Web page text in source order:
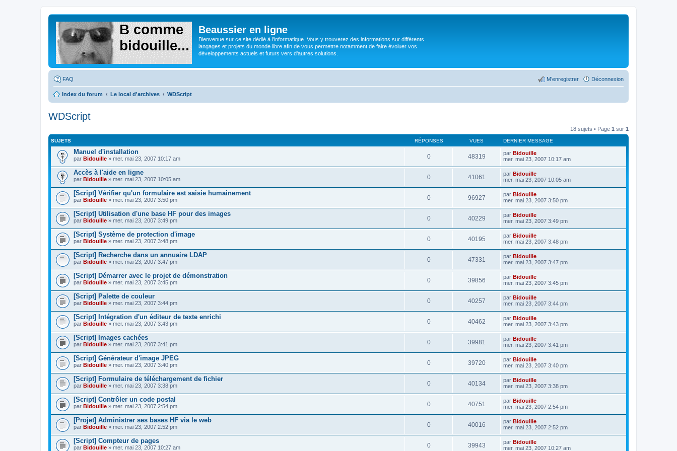
Beaussier en ligne
Bienvenue sur ce site dédié à l'informatique. Vous y trouverez des informations sur différents
langages et projets du monde libre afin de vous permettre notamment de faire évoluer vos
développements actuels et futurs vers d'autres solutions.
FAQ Déconnexion
M’enregistrer
Index du forum Le local d'archives WDScript
WDScript
18 sujets • Page 1 sur 1
SUJETS RÉPONSES VUES DERNIER MESSAGE
Manuel d'installation
par Bidouille » mer. mai 23, 2007 10:17 am 0 48319 par Bidouille
mer. mai 23, 2007 10:17 am
Accès à l'aide en ligne
par Bidouille » mer. mai 23, 2007 10:05 am 0 41061 par Bidouille
mer. mai 23, 2007 10:05 am
[Script] Vérifier qu'un formulaire est saisie humainement
par Bidouille » mer. mai 23, 2007 3:50 pm 0 96927 par Bidouille
mer. mai 23, 2007 3:50 pm
[Script] Utilisation d'une base HF pour des images
par Bidouille » mer. mai 23, 2007 3:49 pm 0 40229 par Bidouille
mer. mai 23, 2007 3:49 pm
[Script] Système de protection d'image
par Bidouille » mer. mai 23, 2007 3:48 pm 0 40195 par Bidouille
mer. mai 23, 2007 3:48 pm
[Script] Recherche dans un annuaire LDAP
par Bidouille » mer. mai 23, 2007 3:47 pm 0 47331 par Bidouille
mer. mai 23, 2007 3:47 pm
[Script] Démarrer avec le projet de démonstration
par Bidouille » mer. mai 23, 2007 3:45 pm 0 39856 par Bidouille
mer. mai 23, 2007 3:45 pm
[Script] Palette de couleur
par Bidouille » mer. mai 23, 2007 3:44 pm 0 40257 par Bidouille
mer. mai 23, 2007 3:44 pm
[Script] Intégration d'un éditeur de texte enrichi
par Bidouille » mer. mai 23, 2007 3:43 pm 0 40462 par Bidouille
mer. mai 23, 2007 3:43 pm
[Script] Images cachées
par Bidouille » mer. mai 23, 2007 3:41 pm 0 39981 par Bidouille
mer. mai 23, 2007 3:41 pm
[Script] Générateur d'image JPEG
par Bidouille » mer. mai 23, 2007 3:40 pm 0 39720 par Bidouille
mer. mai 23, 2007 3:40 pm
[Script] Formulaire de téléchargement de fichier
par Bidouille » mer. mai 23, 2007 3:38 pm 0 40134 par Bidouille
mer. mai 23, 2007 3:38 pm
[Script] Contrôler un code postal
par Bidouille » mer. mai 23, 2007 2:54 pm 0 40751 par Bidouille
mer. mai 23, 2007 2:54 pm
[Projet] Administrer ses bases HF via le web
par Bidouille » mer. mai 23, 2007 2:52 pm 0 40016 par Bidouille
mer. mai 23, 2007 2:52 pm
[Script] Compteur de pages
par Bidouille » mer. mai 23, 2007 10:27 am 0 39943 par Bidouille
mer. mai 23, 2007 10:27 am